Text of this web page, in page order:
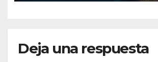
Deja una respuesta